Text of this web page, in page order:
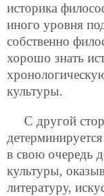
историка
иного уровня
собственно
хорошо знать
культуры.
С другой
в свою очередь
культуры,
литературу,